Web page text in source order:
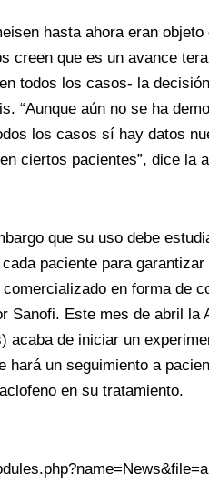
hasta ahora eran
creen que es un avance
todos los casos- la
“Aunque aún no se ha
los casos sí hay datos
ciertos pacientes”, dice la
que su uso debe
paciente para
en forma de
Sanofi. Este mes de abril la
acaba de iniciar un
hará un seguimiento a
en su tratamiento.